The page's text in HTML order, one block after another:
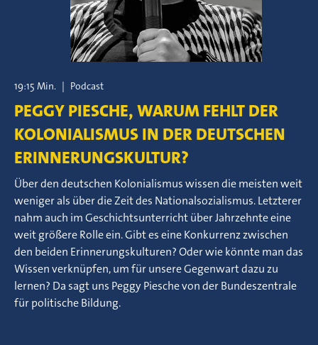
19:15 Min. | Podcast
PEGGY PIESCHE, WARUM FEHLT DER
KOLONIALISMUS IN DER DEUTSCHEN
ERINNERUNGSKULTUR?
Über den deutschen Kolonialismus wissen die meisten weit
weniger als über die Zeit des Nationalsozialismus. Letzterer
nahm auch im Geschichtsunterricht über Jahrzehnte eine
weit größere Rolle ein. Gibt es eine Konkurrenz zwischen
den beiden Erinnerungskulturen? Oder wie könnte man das
Wissen verknüpfen, um für unsere Gegenwart dazu zu
lernen? Da sagt uns Peggy Piesche von der Bundeszentrale
für politische Bildung.